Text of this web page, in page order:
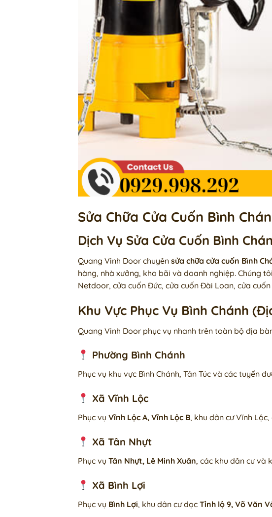
Sửa Chữa Cửa Cuốn Bình
Dịch Vụ Sửa Cửa Cuốn Bình
Quang Vinh Door chuyên sửa chữa cửa cuốn Bình
hàng, nhà xưởng, kho bãi và doanh nghiệp. Chúng
Netdoor, cửa cuốn Đức, cửa cuốn Đài Loan, cửa
Khu Vực Phục Vụ Bình Chánh
Quang Vinh Door phục vụ nhanh trên toàn bộ địa
Phường Bình Chánh
Phục vụ khu vực Bình Chánh, Tân Túc và các tuyến
Xã Vĩnh Lộc
Phục vụ Vĩnh Lộc A, Vĩnh Lộc B, khu dân cư Vĩnh
Xã Tân Nhựt
Phục vụ Tân Nhựt, Lê Minh Xuân, các khu dân cư và
Xã Bình Lợi
Phục vụ Bình Lợi, khu dân cư dọc Tỉnh lộ 9, Võ Văn